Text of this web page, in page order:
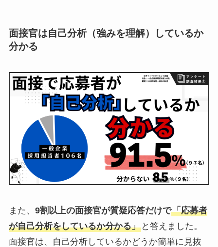
面接官は自己分析（強みを理解）しているか
分かる
また、 9割以上の面接官が質疑応答だけで「応募者
が自己分析をしているか分かる」と答えました。
面接官は、自己分析しているかどうか簡単に見抜